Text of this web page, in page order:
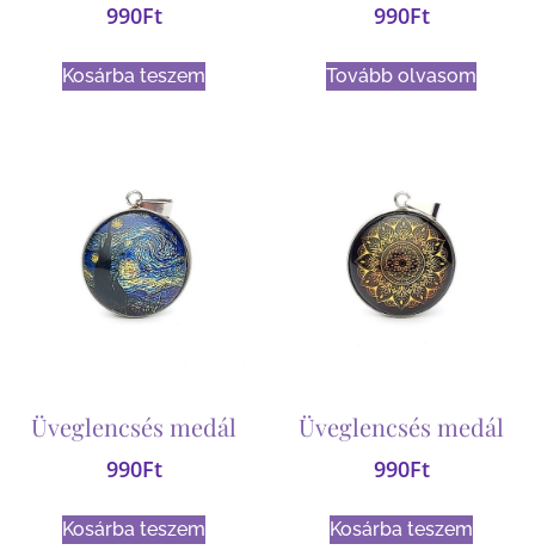
990Ft
Kosárba teszem
990Ft
Tovább olvasom
Üveglencsés medál
990Ft
Kosárba teszem
Üveglencsés medál
990Ft
Kosárba teszem